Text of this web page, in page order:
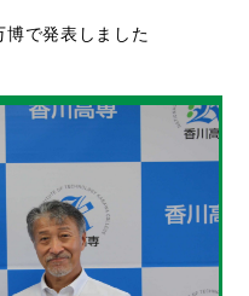
で発表しました